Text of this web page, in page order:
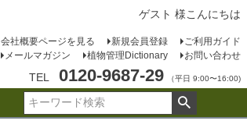
ゲスト 様こんにちは
会社概要ページを見る 新規会員登録
ご利用ガイド
メールマガジン
植物管理Dictionary お問い合わせ
TEL 0120-9687-29 （平日 9:00〜16:00)